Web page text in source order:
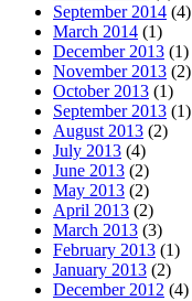
September 2014 (4)
March 2014 (1)
December 2013 (1)
November 2013 (2)
October 2013 (1)
September 2013 (1)
August 2013 (2)
July 2013 (4)
June 2013 (2)
May 2013 (2)
April 2013 (2)
March 2013 (3)
February 2013 (1)
January 2013 (2)
December 2012 (4)